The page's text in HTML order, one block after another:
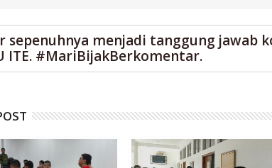
sepenuhnya menjadi tanggung jawab
ITE. #MariBijakBerkomentar.